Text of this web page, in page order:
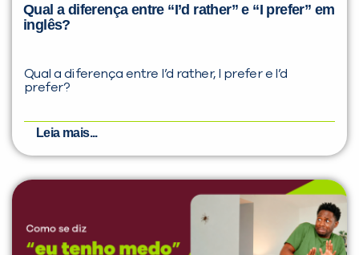
Qual a diferença entre “I’d rather” e “I prefer” em
inglês?
Qual a diferença entre I’d rather, I prefer e I’d
prefer?
Leia mais...